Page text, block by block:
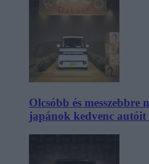
Olcsóbb és messzebbre
japánok kedvenc autóit